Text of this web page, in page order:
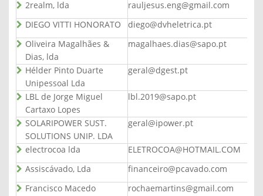
2realm, lda
rauljesus.eng@gmail.com
DIEGO VITTI HONORATO
diego@dvheletrica.pt
Oliveira Magalhães &
Dias, lda
magalhaes.dias@sapo.pt
Hélder Pinto Duarte
Unipessoal Lda
geral@dgest.pt
LBL de Jorge Miguel
Cartaxo Lopes
lbl.2019@sapo.pt
SOLARIPOWER SUST.
SOLUTIONS UNIP. LDA
geral@ipower.pt
electrocoa lda
ELETROCOA@HOTMAIL.COM
Assiscávado, Lda
financeiro@pcavado.com
Francisco Macedo
rochaemartins@gmail.com